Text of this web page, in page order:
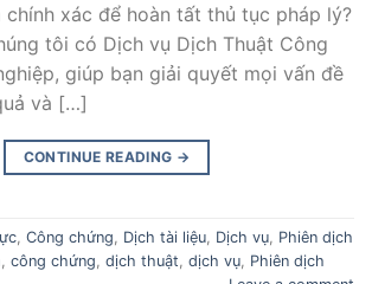
chính xác để hoàn tất thủ tục pháp lý?
tôi có Dịch vụ Dịch Thuật Công
giúp bạn giải quyết mọi vấn đề
và […]
CONTINUE READING →
Công chứng Dịch tài liệu Dịch vụ Phiên dịch
công chứng dịch thuật dịch vụ Phiên dịch